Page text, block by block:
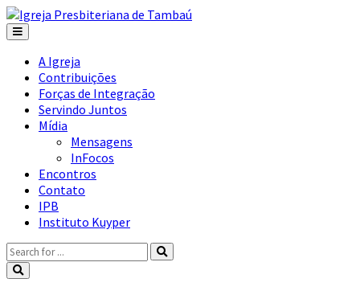
A Igreja
Contribuições
Forças de Integração
Servindo Juntos
Mídia
Mensagens
InFocos
Encontros
Contato
IPB
Instituto Kuyper